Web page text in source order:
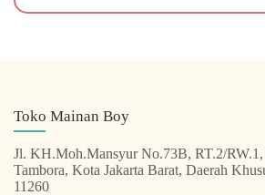
Toko Mainan Boy
Jl. KH.Moh.Mansyur No.73B, RT.2/
Tambora, Kota Jakarta Barat, Daerah
11260